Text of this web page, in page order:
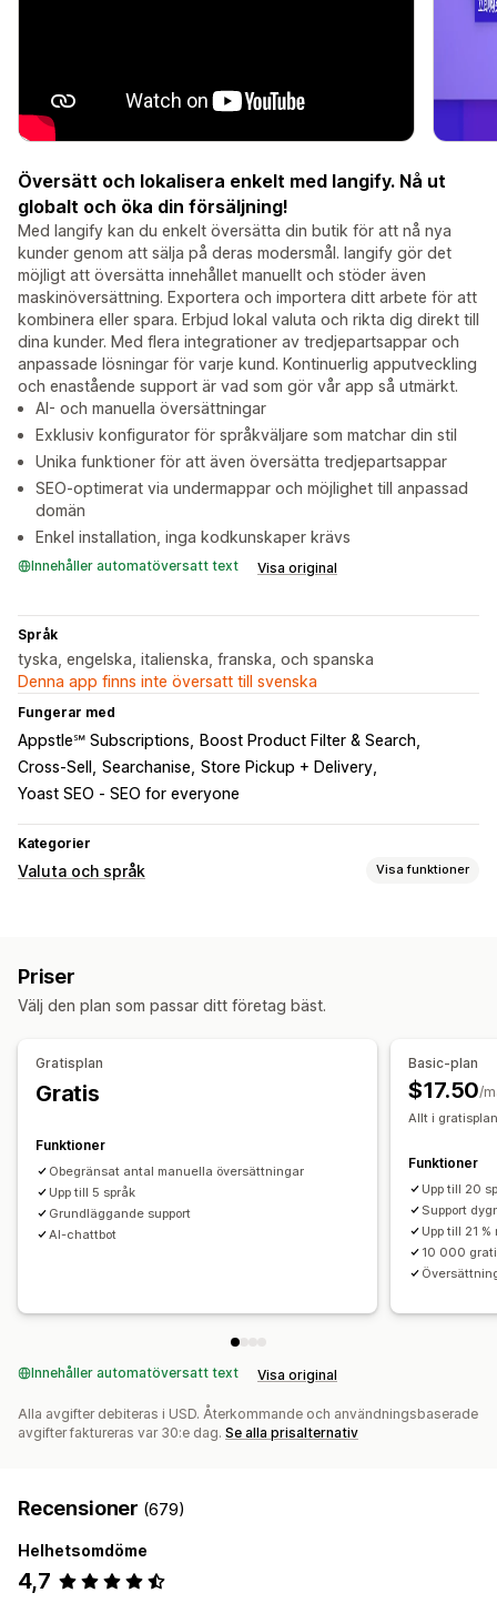
Översätt och lokalisera enkelt med langify. Nå ut
globalt och öka din försäljning!
Med langify kan du enkelt översätta din butik för att nå nya
kunder genom att sälja på deras modersmål. langify gör det
möjligt att översätta innehållet manuellt och stöder även
maskinöversättning. Exportera och importera ditt arbete för att
kombinera eller spara. Erbjud lokal valuta och rikta dig direkt till
dina kunder. Med flera integrationer av tredjepartsappar och
anpassade lösningar för varje kund. Kontinuerlig apputveckling
och enastående support är vad som gör vår app så utmärkt.
AI- och manuella översättningar
Exklusiv konfigurator för språkväljare som matchar din stil
Unika funktioner för att även översätta tredjepartsappar
SEO-optimerat via undermappar och möjlighet till anpassad
domän
Enkel installation, inga kodkunskaper krävs
Innehåller automatöversatt text Visa original
Språk
tyska, engelska, italienska, franska, och spanska
Denna app finns inte översatt till svenska
Fungerar med
Appstle℠ Subscriptions Boost Product Filter & Search
Cross-Sell Searchanise Store Pickup + Delivery
Yoast SEO ‑ SEO for everyone
Kategorier
Valuta och språk Visa funktioner
Växlingsdesign
Översättning till andra språk
Bildöversättning
SEO-översättning
Automatisk omdirigering
Priser
Välj den plan som passar ditt företag bäst.
Gratisplan
Gratis
Funktioner
Obegränsat antal manuella översättningar
Upp till 5 språk
Grundläggande support
AI-chattbot
Basic-plan
$17.50/
Allt i
Funktioner
Upp till 20
Support
Upp till 21
10 000
Innehåller automatöversatt text Visa original
Alla avgifter debiteras i USD. Återkommande och användningsbaserade
avgifter faktureras var 30:e dag. Se alla prisalternativ
Recensioner (679)
Helhetsomdöme
4,7